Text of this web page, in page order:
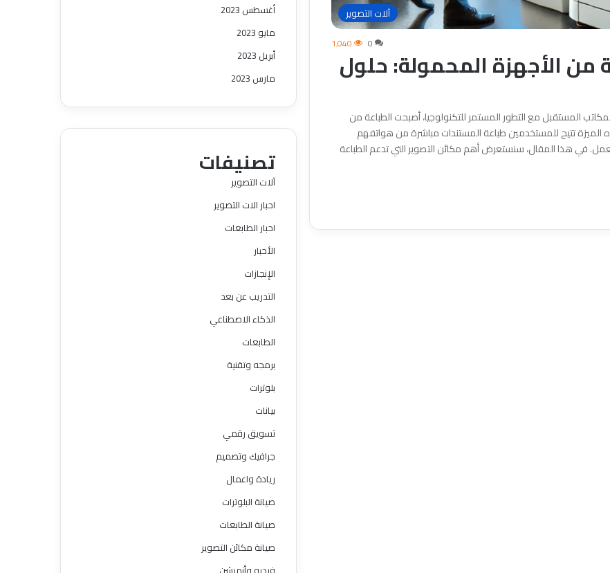
آلات التصوير
0 1٬040
من الأجهزة المحمولة: حلول
المستقبل مع التطور المستمر للتكنولوجيا، أصبحت الطباعة من
الميزة تتيح للمستخدمين طباعة المستندات مباشرة من هواتفهم
في هذا المقال، سنستعرض أهم مكائن التصوير التي تدعم الطباعة
أغسطس 2023
مايو 2023
أبريل 2023
مارس 2023
تصنيفات
آلات التصوير
احبار الات التصوير
احبار الطابعات
الأحبار
الإنجازات
التدريب عن بعد
الذكاء الاصطناعي
الطابعات
برمجه وتقنية
بلوترات
بيانات
تسويق رقمي
جرافيك وتصميم
ريادة واعمال
صيانة البلوترات
صيانة الطابعات
صيانة مكائن التصوير